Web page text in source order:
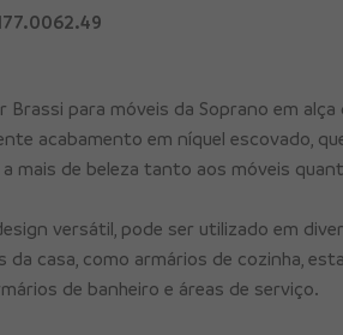
Brassi para móveis da Soprano em
acabamento em níquel escovado,
mais de beleza tanto aos móveis
versátil, pode ser utilizado em
da casa, como armários de cozinha,
de banheiro e áreas de serviço.